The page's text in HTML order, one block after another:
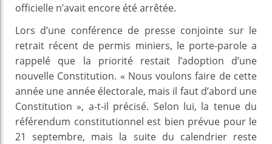
officielle n’avait encore été arrêtée.
Lors d’une conférence de presse conjointe sur le
retrait récent de permis miniers, le porte-parole a
rappelé que la priorité restait l’adoption d’une
nouvelle Constitution. « Nous voulons faire de cette
année une année électorale, mais il faut d’abord une
Constitution », a-t-il précisé. Selon lui, la tenue du
référendum constitutionnel est bien prévue pour le
21 septembre, mais la suite du calendrier reste